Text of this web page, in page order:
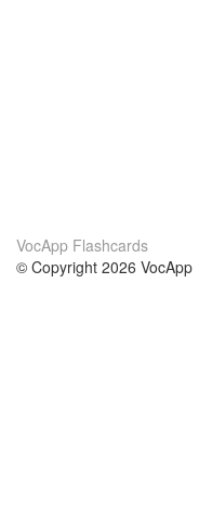
VocApp Flashcards
© Copyright 2026 VocApp